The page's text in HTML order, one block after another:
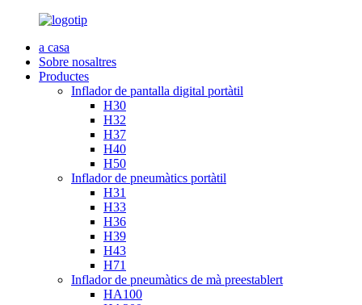
a casa
Sobre nosaltres
Productes
Inflador de pantalla digital portàtil
H30
H32
H37
H40
H50
Inflador de pneumàtics portàtil
H31
H33
H36
H39
H43
H71
Inflador de pneumàtics de mà preestablert
HA100